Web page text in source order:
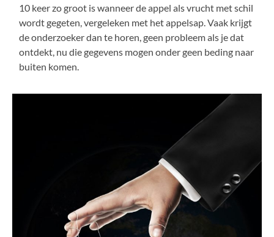
10 keer zo groot is wanneer de appel als vrucht met schil
wordt gegeten, vergeleken met het appelsap. Vaak krijgt
de onderzoeker dan te horen, geen probleem als je dat
ontdekt, nu die gegevens mogen onder geen beding naar
buiten komen.